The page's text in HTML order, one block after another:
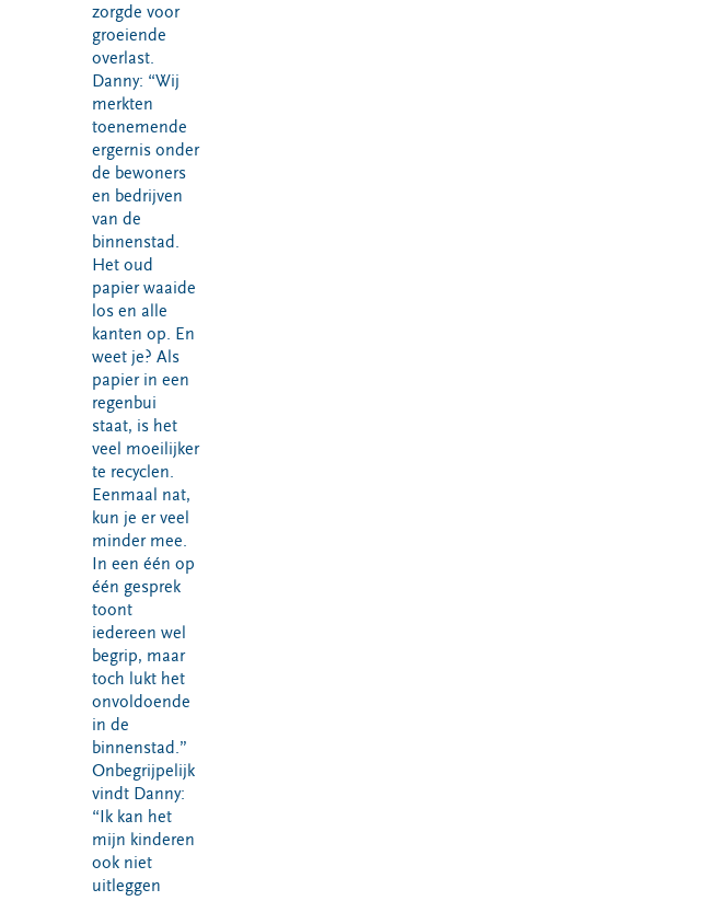
zorgde voor
groeiende
overlast.
Danny: “Wij
merkten
toenemende
ergernis onder
de bewoners
en bedrijven
van de
binnenstad.
Het oud
papier waaide
los en alle
kanten op. En
weet je? Als
papier in een
regenbui
staat, is het
veel moeilijker
te recyclen.
Eenmaal nat,
kun je er veel
minder mee.
In een één op
één gesprek
toont
iedereen wel
begrip, maar
toch lukt het
onvoldoende
in de
binnenstad.”
Onbegrijpelijk
vindt Danny:
“Ik kan het
mijn kinderen
ook niet
uitleggen